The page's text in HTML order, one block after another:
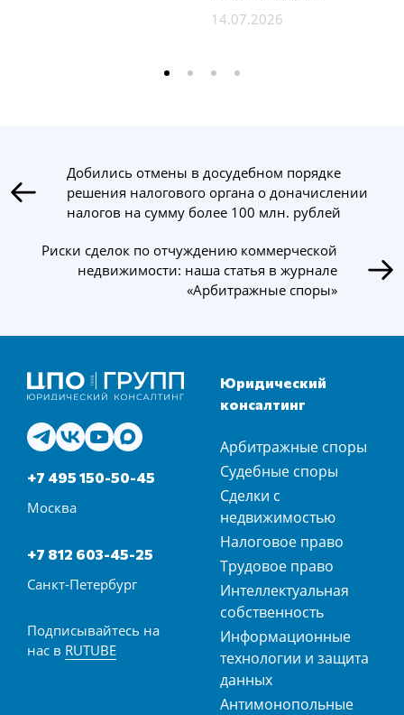
14.07.2026
Добились отмены в досудебном порядке
решения налогового органа о доначислении
налогов на сумму более 100 млн. рублей
Риски сделок по отчуждению коммерческой
недвижимости: наша статья в журнале
«Арбитражные споры»
+7 495 150-50-45
Москва
+7 812 603-45-25
Санкт-Петербург
Подписывайтесь на
нас в RUTUBE
Юридический
консалтинг
Арбитражные споры
Судебные споры
Сделки с
недвижимостью
Налоговое право
Трудовое право
Интеллектуальная
собственность
Информационные
технологии и защита
данных
Антимонопольные